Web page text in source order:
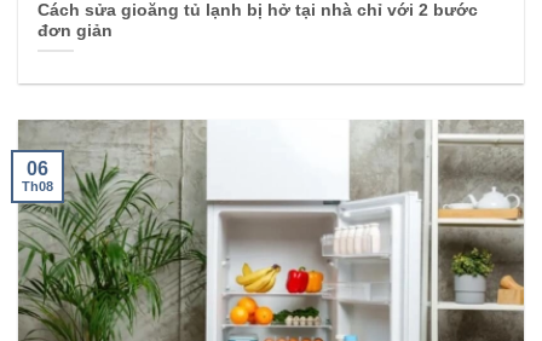
Cách sửa gioăng tủ lạnh bị hở tại nhà chỉ với 2 bước
đơn giản
06
Th08